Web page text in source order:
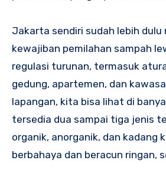
Jakarta sendiri sudah lebih dulu
kewajiban pemilahan sampah
regulasi turunan, termasuk
gedung, apartemen, dan
lapangan, kita bisa lihat di
tersedia dua sampai tiga jenis
organik, anorganik, dan kadang
berbahaya dan beracun ringan,